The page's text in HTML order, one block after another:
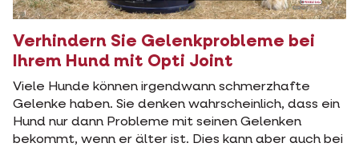
Verhindern Sie Gelenkprobleme bei
Ihrem Hund mit Opti Joint
Viele Hunde können irgendwann schmerzhafte
Gelenke haben. Sie denken wahrscheinlich, dass ein
Hund nur dann Probleme mit seinen Gelenken
bekommt, wenn er älter ist. Dies kann aber auch bei